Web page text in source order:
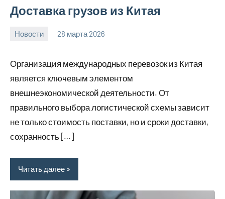
Доставка грузов из Китая
Новости 28 марта 2026
Организация международных перевозок из Китая
является ключевым элементом
внешнеэкономической деятельности. От
правильного выбора логистической схемы зависит
не только стоимость поставки, но и сроки доставки,
сохранность […]
Читать далее